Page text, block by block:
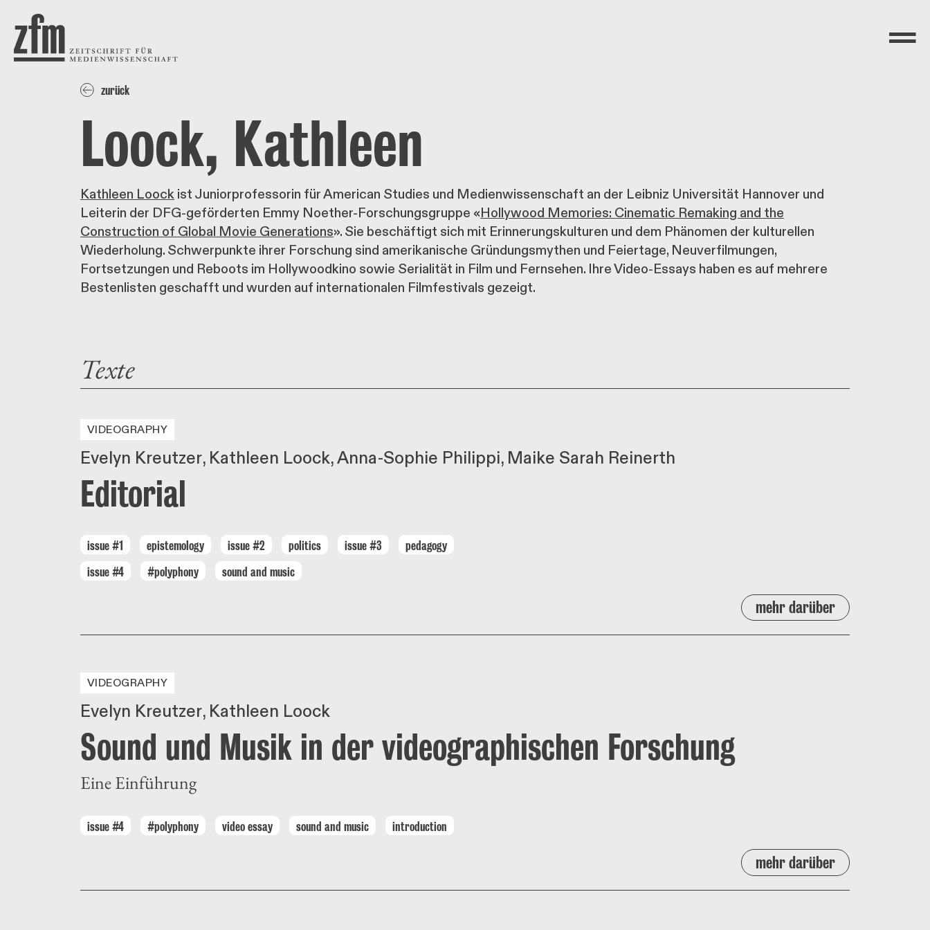
ZEITSCHRIFT FÜR
MEDIENWISSENSCHAFT
Menü
zurück
Loock, Kathleen
Kathleen Loock ist Juniorprofessorin für American Studies und Medienwissenschaft an der Leibniz Universität Hannover und
Leiterin der DFG-geförderten Emmy Noether-Forschungsgruppe «Hollywood Memories: Cinematic Remaking and the
Construction of Global Movie Generations». Sie beschäftigt sich mit Erinnerungskulturen und dem Phänomen der kulturellen
Wiederholung. Schwerpunkte ihrer Forschung sind amerikanische Gründungsmythen und Feiertage, Neuverfilmungen,
Fortsetzungen und Reboots im Hollywoodkino sowie Serialität in Film und Fernsehen. Ihre Video-Essays haben es auf mehrere
Bestenlisten geschafft und wurden auf internationalen Filmfestivals gezeigt.
Texte
VIDEOGRAPHY
Evelyn Kreutzer Kathleen Loock Anna-Sophie Philippi Maike Sarah Reinerth
Editorial
issue #1 epistemology issue #2 politics issue #3
pedagogy
issue #4
#polyphony sound and music
mehr darüber
VIDEOGRAPHY
Evelyn Kreutzer Kathleen Loock
Sound und Musik in der videographischen Forschung
Eine Einführung
issue #4 #polyphony video essay sound and music introduction
mehr darüber